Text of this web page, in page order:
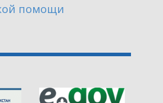
помощи